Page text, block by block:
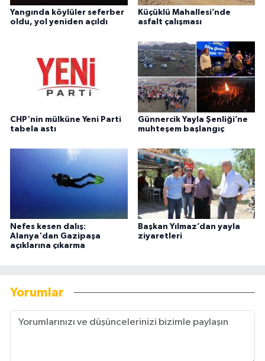
Yangında köylüler seferber
oldu, yol yeniden açıldı
Küçüklü Mahallesi’nde
asfalt çalışması
CHP'nin mülküne Yeni Parti
tabela astı
Günnercik Yayla Şenliği’ne
muhteşem başlangıç
Nefes kesen dalış:
Alanya'dan Gazipaşa
açıklarına çıkarma
Başkan Yılmaz’dan yayla
ziyaretleri
Yorumlar